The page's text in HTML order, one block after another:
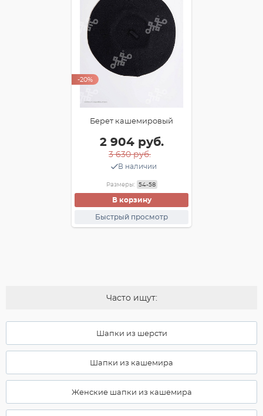
-20%
Берет кашемировый
2 904 руб.
3 630 руб.
Размеры: 54-58
В корзину
Быстрый просмотр
В наличии
Часто ищут:
Шапки из шерсти
Шапки из кашемира
Женские шапки из кашемира